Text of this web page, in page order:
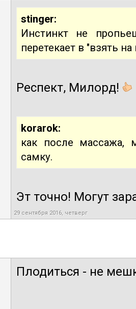
stinger:
Инстинкт не
перетекает в "взять на
Респект, Милорд!
korarok:
как после массажа,
самку.
Эт точно! Могут
29 сентября 2016, четверг
Плодиться - не